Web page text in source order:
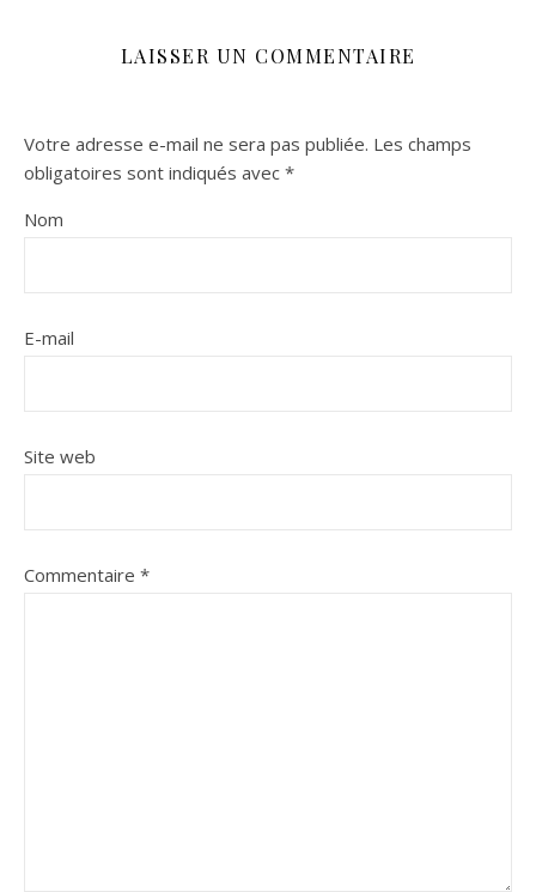
LAISSER UN COMMENTAIRE
Votre adresse e-mail ne sera pas publiée. Les champs
obligatoires sont indiqués avec *
Nom
E-mail
Site web
Commentaire *